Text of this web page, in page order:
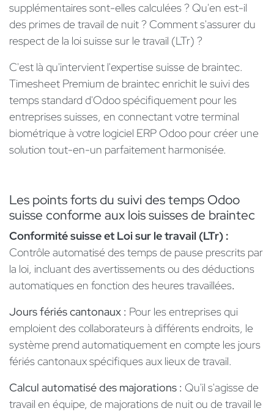
supplémentaires sont-elles calculées ? Qu'en est-il
des primes de travail de nuit ? Comment s'assurer du
respect de la loi suisse sur le travail (LTr) ?
C'est là qu'intervient l'expertise suisse de braintec.
Timesheet Premium de braintec enrichit le suivi des
temps standard d'Odoo spécifiquement pour les
entreprises suisses, en connectant votre terminal
biométrique à votre logiciel ERP Odoo pour créer une
solution tout-en-un parfaitement harmonisée.
Les points forts du suivi des temps Odoo
suisse conforme aux lois suisses de braintec
Conformité suisse et Loi sur le travail (LTr) :
Contrôle automatisé des temps de pause prescrits par
la loi, incluant des avertissements ou des déductions
automatiques en fonction des heures travaillées.
Jours fériés cantonaux : Pour les entreprises qui
emploient des collaborateurs à différents endroits, le
système prend automatiquement en compte les jours
fériés cantonaux spécifiques aux lieux de travail.
Calcul automatisé des majorations : Qu'il s'agisse de
travail en équipe, de majorations de nuit ou de travail le